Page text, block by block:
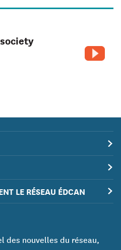
LE RÉSEAU ÉDCAN
des nouvelles du réseau,